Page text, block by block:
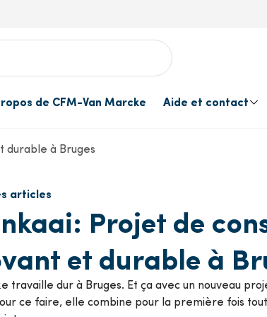
des fumées Outils
clients
CFM Solutions Center
Une livraison à la mesure de
votre projet
Livraison et enlèvement
en matière de produits
de CFM-Van Marcke Aide et contact
durable à Bruges
articles
Projet de
et durable à
travaille dur à Bruges. Et ça avec un nouveau
ce faire, elle combine pour la première fois